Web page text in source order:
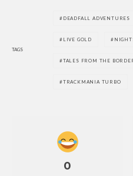
TAGS
DEADFALL ADVENTURES
LIVE GOLD
TALES FROM THE
TRACKMANIA TURBO
0